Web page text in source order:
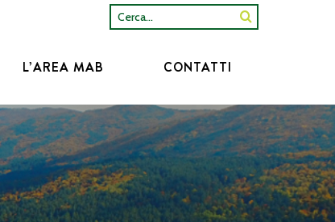
Cerca...
L’AREA MAB CONTATTI